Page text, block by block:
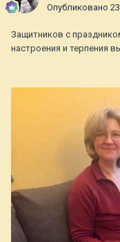
Опубликовано
Защитников с
настроения и терпения